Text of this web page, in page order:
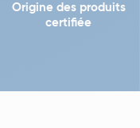
Origine des produits
certifiée